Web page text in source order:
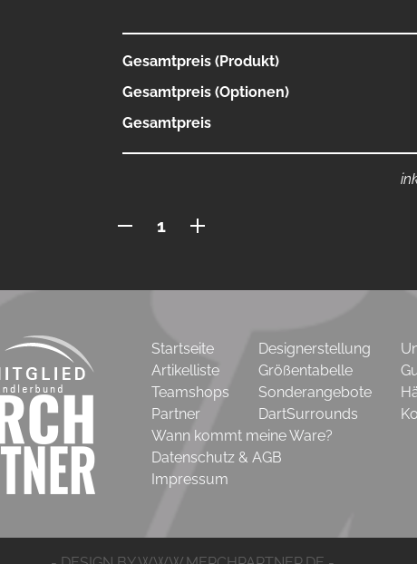
Gesamtpreis (Produkt)
Gesamtpreis (Optionen)
Gesamtpreis
2023A-
Menge
Startseite
Artikelliste
Teamshops
Partner
Designerstellung
Größentabelle
Sonderangebote
DartSurrounds
Wann kommt meine Ware?
Datenschutz & AGB
Impressum